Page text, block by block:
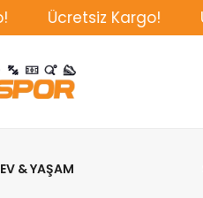
Ücretsiz Kargo!
EV & YAŞAM